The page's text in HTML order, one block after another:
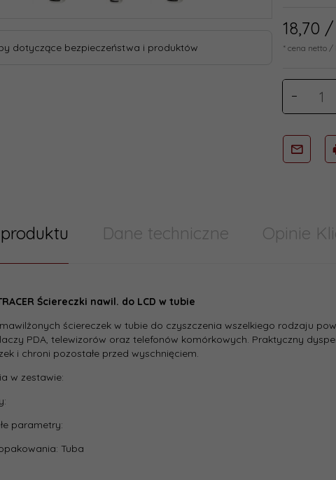
dotyczące bezpieczeństwa i produktów
18,70 /
* cena netto
Dane techniczne Opinie
Ściereczki nawil. do LCD w tubie
ściereczek w tubie do czyszczenia wszelkiego rodzaju
PDA, telewizorów oraz telefonów komórkowych. Praktyczny
i chroni pozostałe przed wyschnięciem.
w zestawie:
parametry:
Tuba
170
80